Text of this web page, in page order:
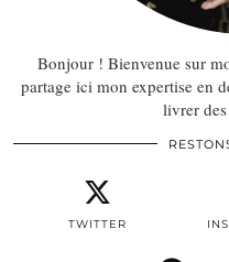
Bonjour ! Bienvenue sur
partage ici mon expertise en
livrer
TWITTER